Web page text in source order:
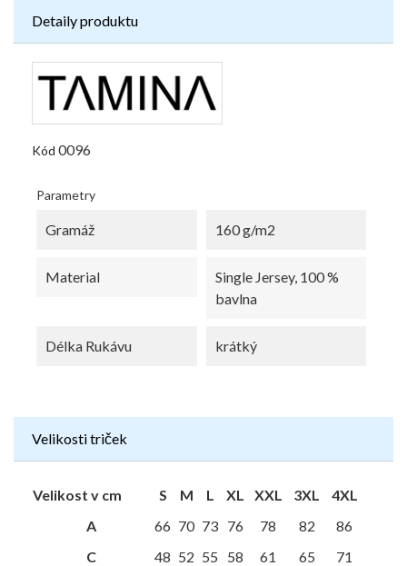
Detaily produktu
Kód 0096
Parametry
Gramáž 160 g/m2
Material
Single Jersey, 100 %
bavlna
Délka Rukávu krátký
Velikosti triček
Velikost v cm S M L XL XXL 3XL
4XL
A
66 70 73 76 78 82
86
C
48 52 55 58 61 65
71